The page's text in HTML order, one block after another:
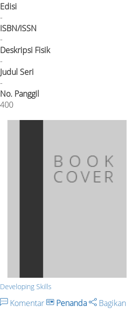
Edisi
-
ISBN/ISSN
-
Deskripsi Fisik
-
Judul Seri
-
No. Panggil
400
Developing Skills
Komentar Penanda Bagikan